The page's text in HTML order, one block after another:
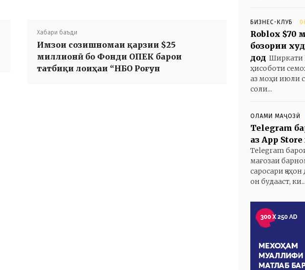
Хабари баъди
Имзои созишномаи қарзии $25
миллионӣ бо Фонди ОПЕК барои
татбиқи лоиҳаи “НБО Роғун
БИЗНЕС-КЛУБ
Roblox $70
бозории
дод Ширкати
ҳисоботи
аз моҳи июли
соли...
ОЛАМИ МАҶОЗӢ
Telegram
аз App
Telegram
мағозаи
саросари
он будааст, ки...